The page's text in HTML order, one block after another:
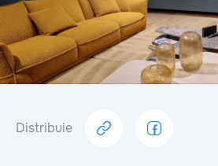
Distribuie